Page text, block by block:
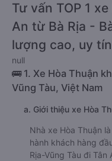
Tư vấn TOP 1
An từ Bà Rịa -
lượng cao, uy
null
🚌 1. Xe Hòa Thuận
Vũng Tàu, Việt Nam
a. Giới thiệu xe Hòa
Nhà xe Hòa Thuận
hành khách hàng
Rịa-Vũng Tàu đi